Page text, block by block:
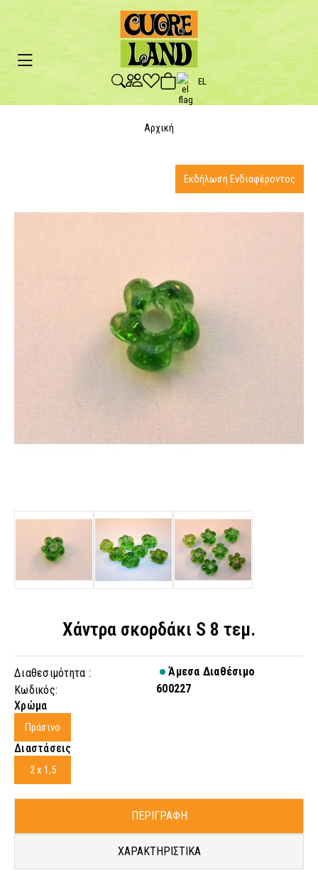
EL
Αρχική
Χάντρα σκορδάκι S 8 τεμ.
Διαθεσιμότητα :
Άμεσα Διαθέσιμο
Κωδικός:
600227
Χρώμα
Πράσινο
Διαστάσεις
2 x 1,5
ΠΕΡΙΓΡΑΦΗ
ΧΑΡΑΚΤΗΡΙΣΤΙΚΑ
Εκδήλωση Ενδιαφέροντος